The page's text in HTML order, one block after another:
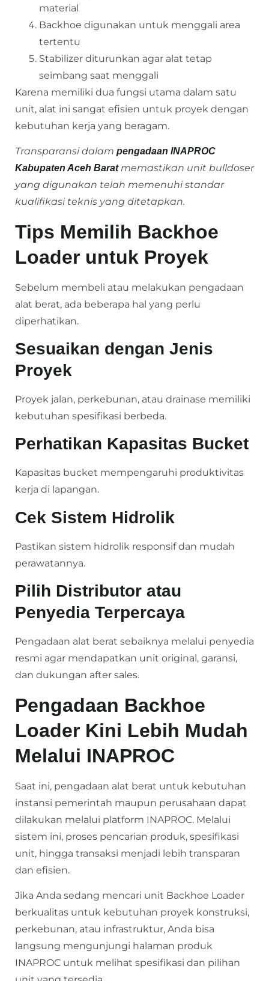
material
Backhoe digunakan untuk menggali area
tertentu
Stabilizer diturunkan agar alat tetap
seimbang saat menggali
Karena memiliki dua fungsi utama dalam satu
unit, alat ini sangat efisien untuk proyek dengan
kebutuhan kerja yang beragam.
Transparansi dalam pengadaan INAPROC
Kabupaten Aceh Baratmemastikan unit bulldoser
yang digunakan telah memenuhi standar
kualifikasi teknis yang ditetapkan.
Tips Memilih Backhoe
Loader untuk Proyek
Sebelum membeli atau melakukan pengadaan
alat berat, ada beberapa hal yang perlu
diperhatikan.
Sesuaikan dengan Jenis
Proyek
Proyek jalan, perkebunan, atau drainase memiliki
kebutuhan spesifikasi berbeda.
Perhatikan Kapasitas Bucket
Kapasitas bucket mempengaruhi produktivitas
kerja di lapangan.
Cek Sistem Hidrolik
Pastikan sistem hidrolik responsif dan mudah
perawatannya.
Pilih Distributor atau
Penyedia Terpercaya
Pengadaan alat berat sebaiknya melalui penyedia
resmi agar mendapatkan unit original, garansi,
dan dukungan after sales.
Pengadaan Backhoe
Loader Kini Lebih Mudah
Melalui INAPROC
Saat ini, pengadaan alat berat untuk kebutuhan
instansi pemerintah maupun perusahaan dapat
dilakukan melalui platform INAPROC. Melalui
sistem ini, proses pencarian produk, spesifikasi
unit, hingga transaksi menjadi lebih transparan
dan efisien.
Jika Anda sedang mencari unit Backhoe Loader
berkualitas untuk kebutuhan proyek konstruksi,
perkebunan, atau infrastruktur, Anda bisa
langsung mengunjungi halaman produk
INAPROC untuk melihat spesifikasi dan pilihan